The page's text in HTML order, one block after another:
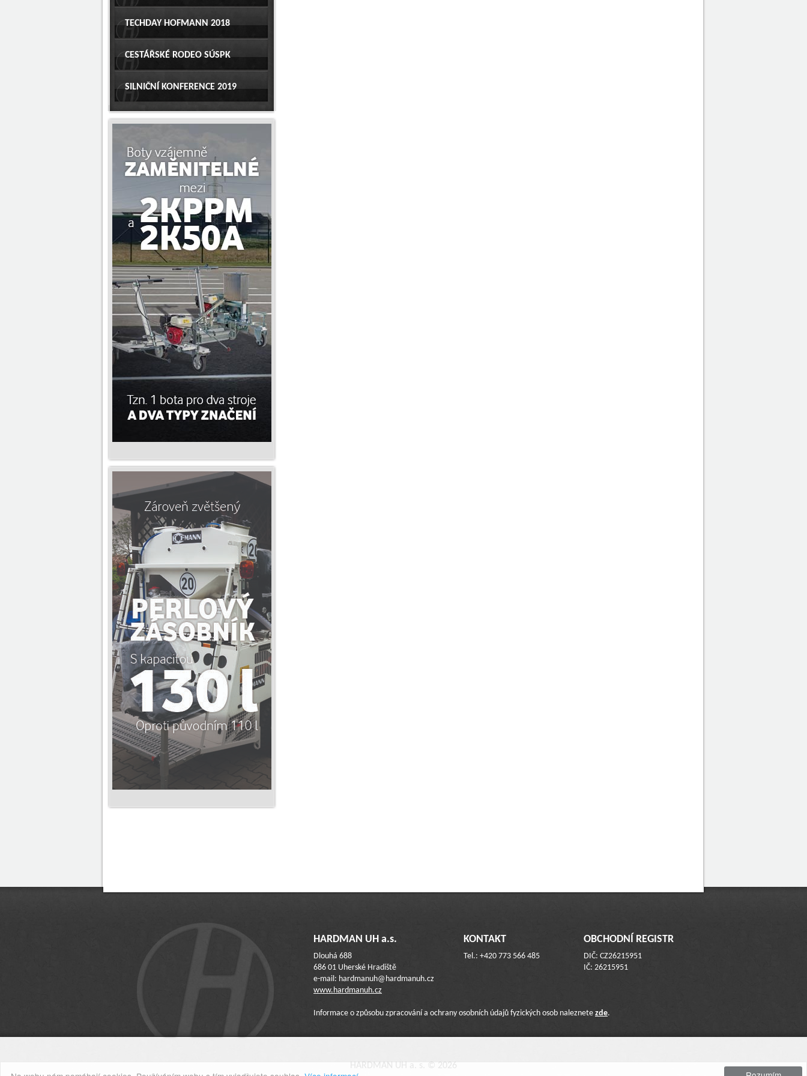
TECHDAY HOFMANN 2018
CESTÁŘSKÉ RODEO SÚSPK
SILNIČNÍ KONFERENCE 2019
HARDMAN UH a.s.
Dlouhá 688
686 01 Uherské Hradiště
e-mail: hardmanuh@hardmanuh.cz
www.hardmanuh.cz
Informace o způsobu zpracování a ochrany osobních údajů fyzických osob naleznete zde.
KONTAKT
Tel.: +420 773 566 485
OBCHODNÍ REGISTR
DIČ: CZ26215951
IČ: 26215951